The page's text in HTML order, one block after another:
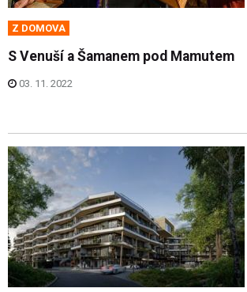
Z DOMOVA
S Venuší a Šamanem pod Mamutem
03. 11. 2022